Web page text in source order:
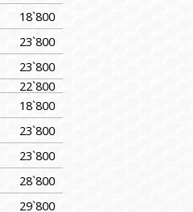
18`800
23`800
23`800
22`800
18`800
23`800
23`800
28`800
29`800